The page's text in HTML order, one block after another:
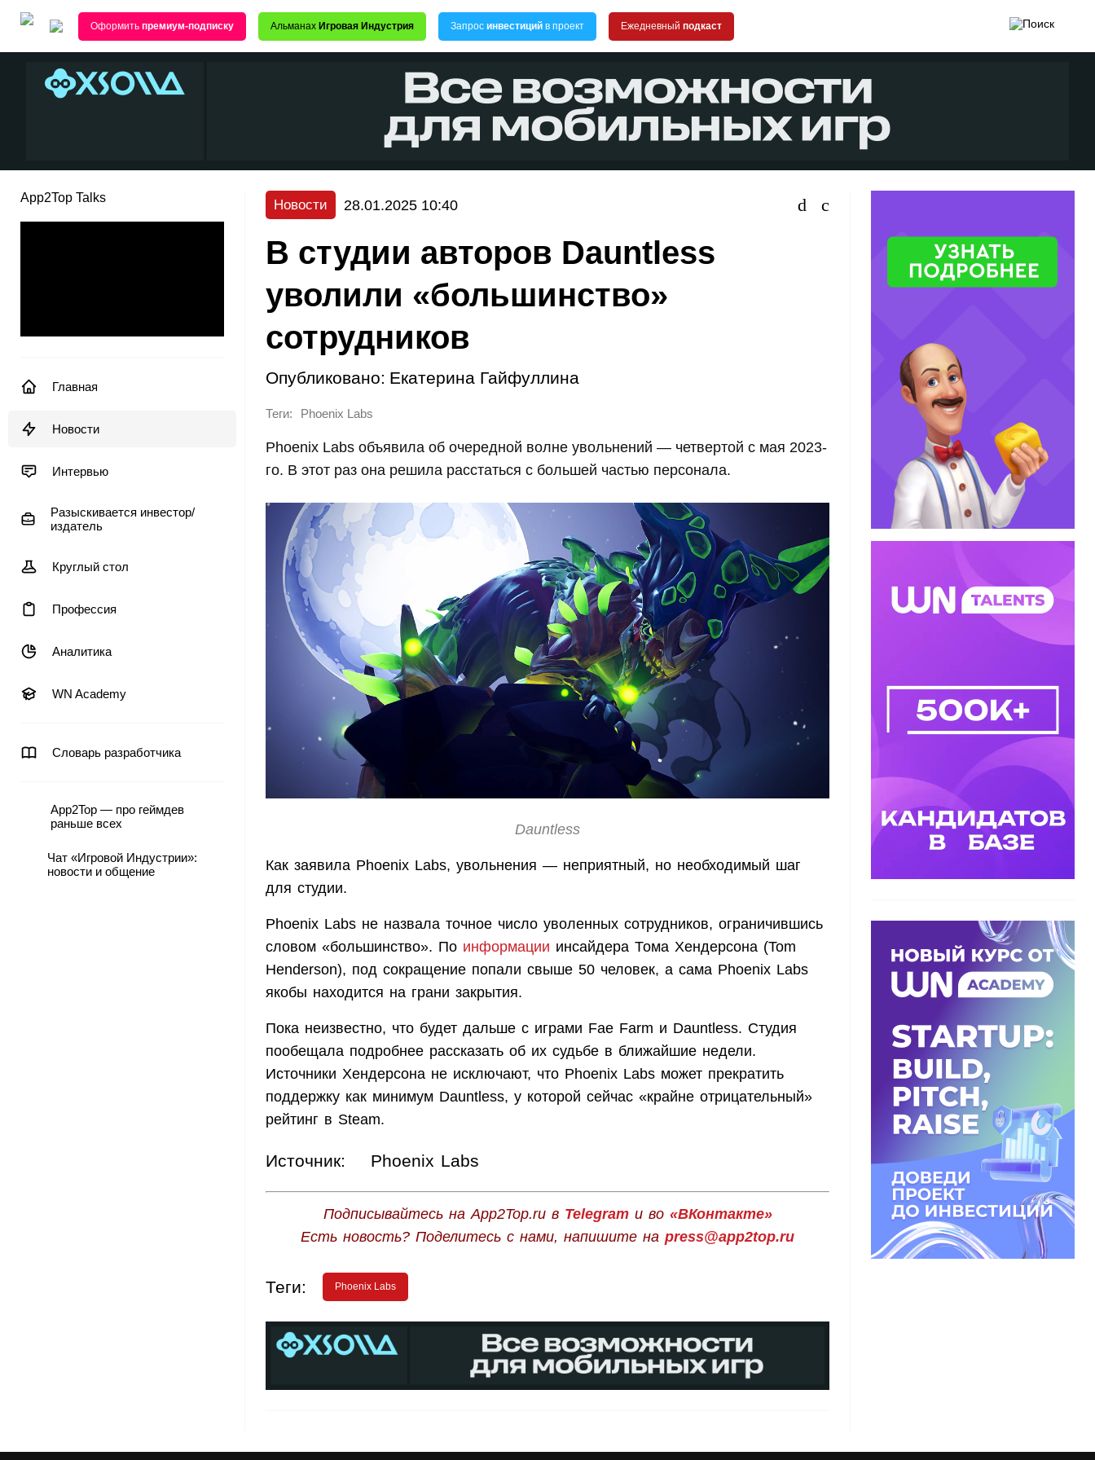
Оформить премиум-подписку Альманах Игровая Индустрия Запрос инвестиций в проект Ежедневный подкаст
App2Top Talks
Главная
Новости
Интервью
Разыскивается инвестор/
издатель
Круглый стол
Профессия
Аналитика
WN Academy
Словарь разработчика
App2Top — про геймдев
раньше всех
Чат «Игровой Индустрии»:
новости и общение
Новости 28.01.2025 10:40
В студии авторов Dauntless
уволили «большинство»
сотрудников
Опубликовано: Екатерина Гайфуллина
Теги: Phoenix Labs
Phoenix Labs объявила об очередной волне увольнений — четвертой с мая 2023-
го. В этот раз она решила расстаться с большей частью персонала.
Dauntless
Как заявила Phoenix Labs, увольнения — неприятный, но необходимый шаг
для студии.
Phoenix Labs не назвала точное число уволенных сотрудников, ограничившись
словом «большинство». По информации инсайдера Тома Хендерсона (Tom
Henderson), под сокращение попали свыше 50 человек, а сама Phoenix Labs
якобы находится на грани закрытия.
Пока неизвестно, что будет дальше с играми Fae Farm и Dauntless. Студия
пообещала подробнее рассказать об их судьбе в ближайшие недели.
Источники Хендерсона не исключают, что Phoenix Labs может прекратить
поддержку как минимум Dauntless, у которой сейчас «крайне отрицательный»
рейтинг в Steam.
Источник: Phoenix Labs
Подписывайтесь на App2Top.ru в Telegramи во «ВКонтакте»
Есть новость? Поделитесь с нами, напишите на press@app2top.ru
Теги: Phoenix Labs